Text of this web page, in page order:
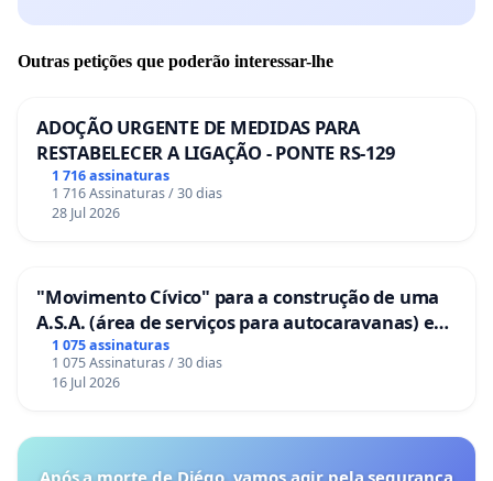
Outras petições que poderão interessar-lhe
ADOÇÃO URGENTE DE MEDIDAS PARA
RESTABELECER A LIGAÇÃO - PONTE RS-129
1 716 assinaturas
1 716 Assinaturas / 30 dias
28 Jul 2026
"Movimento Cívico" para a construção de uma
A.S.A. (área de serviços para autocaravanas) em
Coimbra
1 075 assinaturas
1 075 Assinaturas / 30 dias
16 Jul 2026